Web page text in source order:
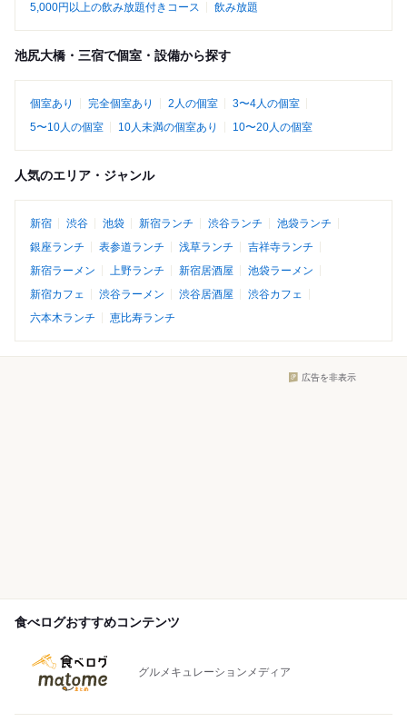
5,000円以上の飲み放題付きコース 飲み放題
池尻大橋・三宿で個室・設備から探す
個室あり 完全個室あり 2人の個室
3〜4人の個室
5〜10人の個室
10人未満の個室あり 10〜20人の個室
人気のエリア・ジャンル
新宿 渋谷 池袋 新宿ランチ 渋谷ランチ
池袋ランチ
銀座ランチ
表参道ランチ 浅草ランチ
吉祥寺ランチ
新宿ラーメン
上野ランチ 新宿居酒屋
池袋ラーメン
新宿カフェ
渋谷ラーメン 渋谷居酒屋
渋谷カフェ
六本木ランチ
恵比寿ランチ
広告を非表示
食べログおすすめコンテンツ
グルメキュレーションメディア